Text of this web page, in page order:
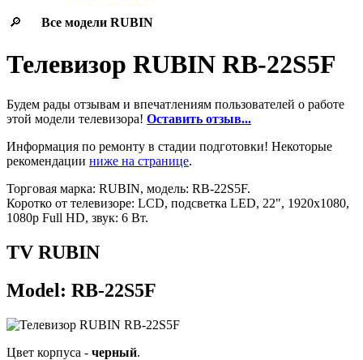
🔎 Все модели RUBIN
Телевизор RUBIN RB-22S5F
Будем рады отзывам и впечатлениям пользователей о работе
этой модели телевизора! Оставить отзыв...
Информация по ремонту в стадии подготовки! Некоторые
рекомендации ниже на странице.
Торговая марка: RUBIN, модель: RB-22S5F.
Коротко от телевизоре: LCD, подсветка LED, 22", 1920x1080,
1080p Full HD, звук: 6 Вт.
TV RUBIN
Model: RB-22S5F
Цвет корпуса - черный.